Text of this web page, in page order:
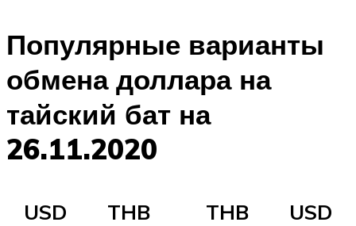
Популярные варианты
обмена доллара на
тайский бат на
26.11.2020
USD
THB
THB
USD